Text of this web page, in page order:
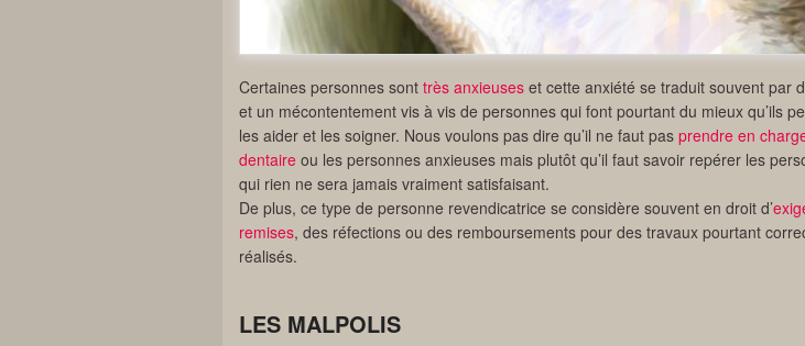
Certaines personnes sont très anxieuses et cette anxiété se traduit souvent par
et un mécontentement vis à vis de personnes qui font pourtant du mieux qu’ils
les aider et les soigner. Nous voulons pas dire qu’il ne faut pas prendre en
dentaire ou les personnes anxieuses mais plutôt qu’il faut savoir repérer les
qui rien ne sera jamais vraiment satisfaisant.
De plus, ce type de personne revendicatrice se considère souvent en droit d’
remises, des réfections ou des remboursements pour des travaux pourtant
réalisés.
LES MALPOLIS